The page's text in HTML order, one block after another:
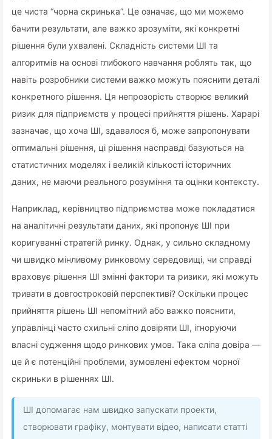
це чиста “чорна скринька”. Це означає, що ми можемо
бачити результати, але важко зрозуміти, які конкретні
рішення були ухвалені. Складність системи ШІ та
алгоритмів на основі глибокого навчання роблять так, що
навіть розробники системи важко можуть пояснити деталі
конкретного рішення. Ця непрозорість створює великий
ризик для підприємств у процесі прийняття рішень. Харарі
зазначає, що хоча ШІ, здавалося б, може запропонувати
оптимальні рішення, ці рішення насправді базуються на
статистичних моделях і великій кількості історичних
даних, не маючи реального розуміння та оцінки контексту.
Наприклад, керівництво підприємства може покладатися
на аналітичні результати даних, які пропонує ШІ при
коригуванні стратегій ринку. Однак, у сильно складному
чи швидко мінливому ринковому середовищі, чи справді
враховує рішення ШІ змінні фактори та ризики, які можуть
тривати в довгостроковій перспективі? Оскільки процес
прийняття рішень ШІ непомітний або важко пояснити,
управлінці часто схильні сліпо довіряти ШІ, ігноруючи
власні судження щодо ринкових умов. Така сліпа довіра —
це й є потенційні проблеми, зумовлені ефектом чорної
скриньки в рішеннях ШІ.
ШІ допомагає нам швидко запускати проекти,
створювати графіку, монтувати відео, написати статті